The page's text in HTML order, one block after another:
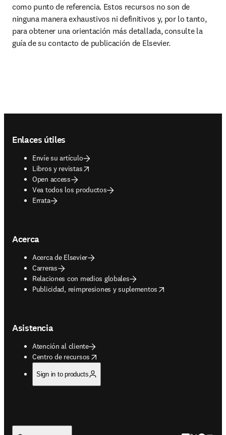
como punto de referencia. Estos recursos no son de
ninguna manera exhaustivos ni definitivos y, por lo tanto,
para obtener una orientación más detallada, consulte la
guía de su contacto de publicación de Elsevier.
Enlaces útiles
Envíe su artículo
Libros y revistas
opens in new tab/window
Open access
Vea todos los productos
Errata
Acerca
Acerca de Elsevier
Carreras
Relaciones con medios globales
Publicidad, reimpresiones y suplementos
opens in new tab/window
Asistencia
Atención al cliente
Centro de recursos
opens in new tab/window
Sign in to products